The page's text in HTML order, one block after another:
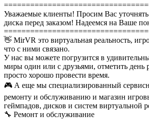
Уважаемые клиенты! Просим Вас
диска перед заказом! Надеемся на Ваше
👋 MirVR это виртуальная реальность,
что с ними связано.
У нас вы можете погрузится в
миры один или с друзьями, отметить день
просто хорошо провести время.
🎮 А еще мы специализированный
ремонту и обслуживанию и магазин
геймпадов, дисков и систем виртуальной
🔧 Ремонт и обслуживание